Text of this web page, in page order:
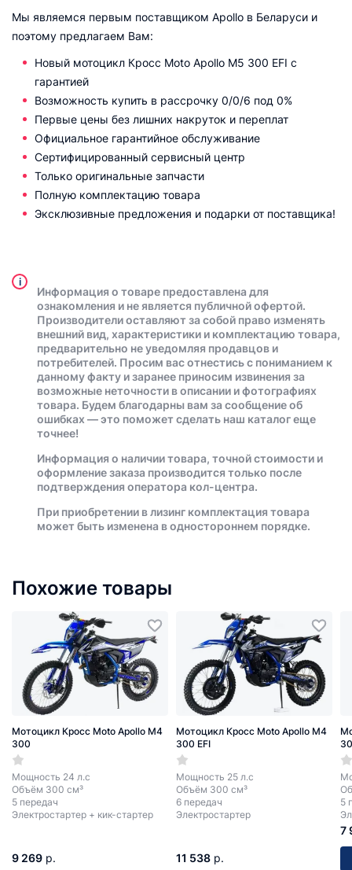
Мы являемся первым поставщиком Apollo в Беларуси и
поэтому предлагаем Вам:
Новый мотоцикл Кросс Moto Apollo M5 300 EFI с
гарантией
Возможность купить в рассрочку 0/0/6 под 0%
Первые цены без лишних накруток и переплат
Официальное гарантийное обслуживание
Сертифицированный сервисный центр
Только оригинальные запчасти
Полную комплектацию товара
Эксклюзивные предложения и подарки от поставщика!
i
Информация о товаре предоставлена для
ознакомления и не является публичной офертой.
Производители оставляют за собой право изменять
внешний вид, характеристики и комплектацию товара,
предварительно не уведомляя продавцов и
потребителей. Просим вас отнестись с пониманием к
данному факту и заранее приносим извинения за
возможные неточности в описании и фотографиях
товара. Будем благодарны вам за сообщение об
ошибках — это поможет сделать наш каталог еще
точнее!
Информация о наличии товара, точной стоимости и
оформление заказа производится только после
подтверждения оператора кол-центра.
При приобретении в лизинг комплектация товара
может быть изменена в одностороннем порядке.
Похожие товары
Мотоцикл Кросс Moto Apollo M4
300
Мощность 24 л.с
Объём 300 см³
5 передач
Электростартер + кик-стартер
9 269 р.
Мотоцикл Кросс Moto Apollo M4
300 EFI
Мощность 25 л.с
Объём 300 см³
6 передач
Электростартер
11 538 р.
5
7